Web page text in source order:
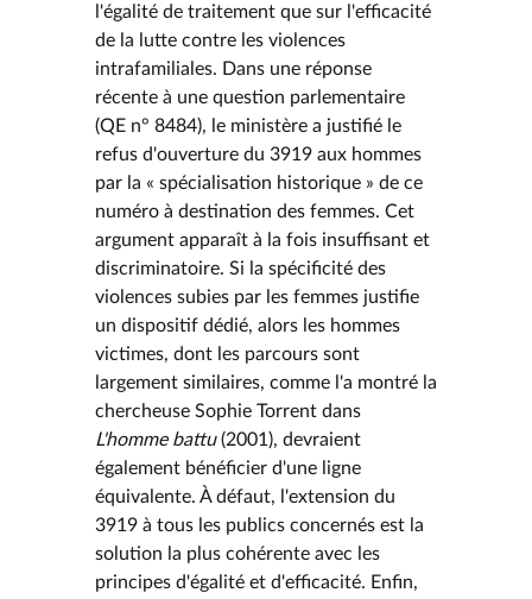
l'égalité de traitement que sur l'efficacité
de la lutte contre les violences
intrafamiliales. Dans une réponse
récente à une question parlementaire
(QE n° 8484), le ministère a justifié le
refus d'ouverture du 3919 aux hommes
par la « spécialisation historique » de ce
numéro à destination des femmes. Cet
argument apparaît à la fois insuffisant et
discriminatoire. Si la spécificité des
violences subies par les femmes justifie
un dispositif dédié, alors les hommes
victimes, dont les parcours sont
largement similaires, comme l'a montré la
chercheuse Sophie Torrent dans
L'homme battu(2001), devraient
également bénéficier d'une ligne
équivalente. À défaut, l'extension du
3919 à tous les publics concernés est la
solution la plus cohérente avec les
principes d'égalité et d'efficacité. Enfin,